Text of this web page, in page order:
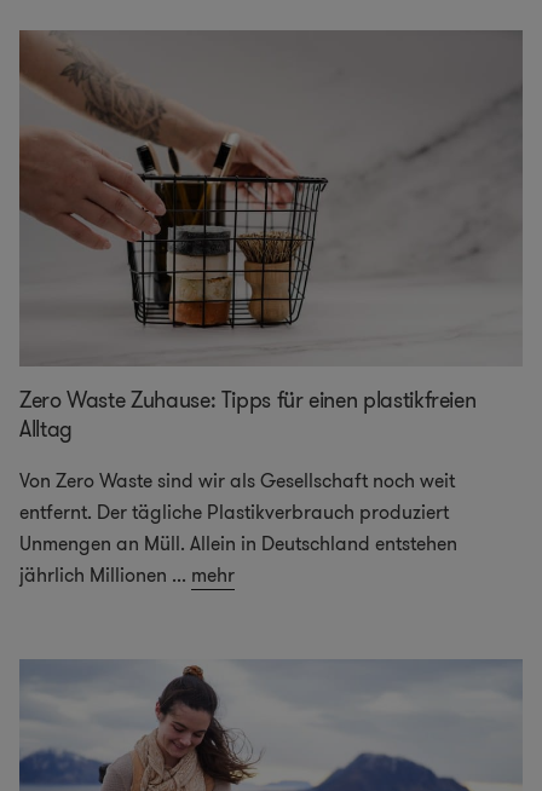
Zero Waste Zuhause: Tipps für einen plastikfreien
Alltag
Von Zero Waste sind wir als Gesellschaft noch weit
entfernt. Der tägliche Plastikverbrauch produziert
Unmengen an Müll. Allein in Deutschland entstehen
jährlich Millionen ... mehr